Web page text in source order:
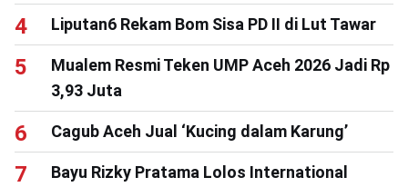
Liputan6 Rekam Bom Sisa PD II di Lut Tawar
Mualem Resmi Teken UMP Aceh 2026 Jadi Rp
3,93 Juta
Cagub Aceh Jual ‘Kucing dalam Karung’
Bayu Rizky Pratama Lolos International